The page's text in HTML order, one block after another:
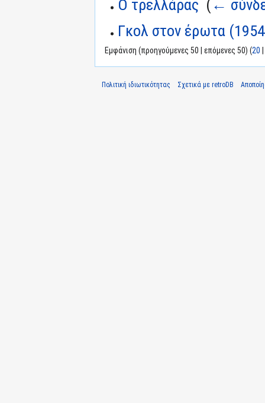
Ο τρελλάρας (←
Γκολ στον έρωτα
Εμφάνιση (προηγούμενες 50 | επόμενες 50) (20
Πολιτική ιδιωτικότητας Σχετικά με retroDB